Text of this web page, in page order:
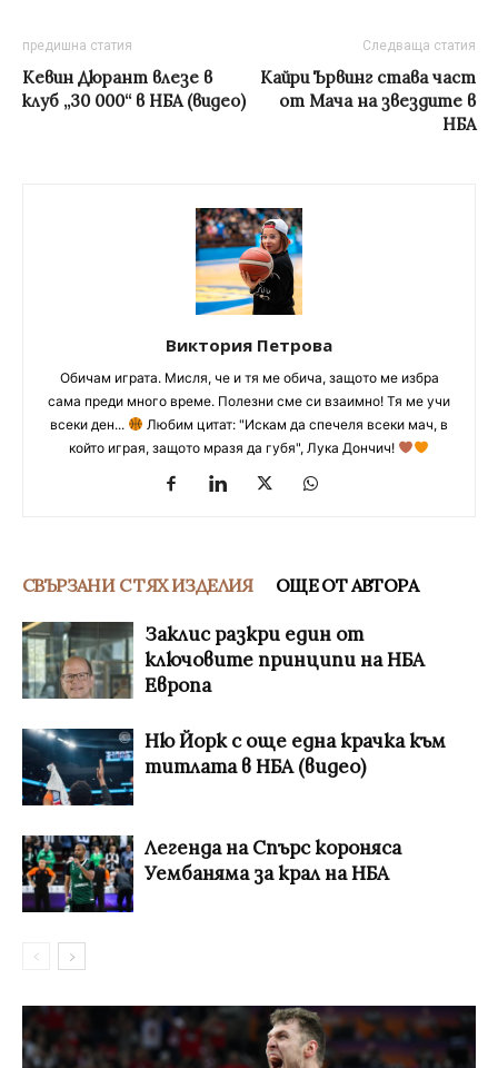
предишна статия
Кевин Дюрант влезе в
клуб „30 000“ в НБА (видео)
Следваща статия
Кайри Ървинг става част
от Мача на звездите в
НБА
Виктория Петрова
Обичам играта. Мисля, че и тя ме обича, защото ме избра
сама преди много време. Полезни сме си взаимно! Тя ме учи
всеки ден...
Любим цитат: "Искам да спечеля всеки мач, в
който играя, защото мразя да губя", Лука Дончич!
СВЪРЗАНИ С ТЯХ ИЗДЕЛИЯ ОЩЕ ОТ АВТОРА
Заклис разкри един от
ключовите принципи на НБА
Европа
Ню Йорк с още една крачка към
титлата в НБА (видео)
Легенда на Спърс короняса
Уембаняма за крал на НБА